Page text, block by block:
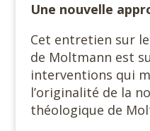
Une nouvelle
Cet entretien sur
de Moltmann est
interventions qui
l’originalité de la
théologique de